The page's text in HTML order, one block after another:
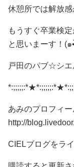
休憩所では解放
もうすぐ卒業検
と思いまーす！(๑
戸田のパブ☆シ
あみのプロフィ
http://
CIELブログをラ